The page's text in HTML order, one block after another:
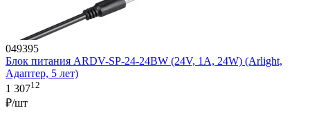
049395
Блок питания ARDV-SP-24-24BW (24V, 1A, 24W) (Arlight,
Адаптер, 5 лет)
1 30712
₽/шт